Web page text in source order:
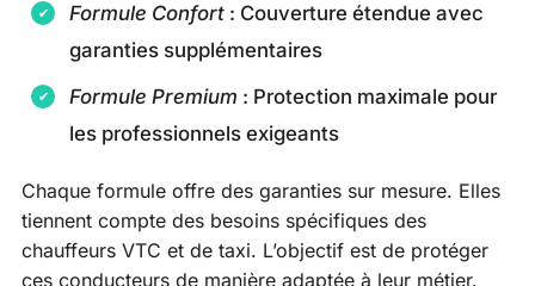
Formule Confort : Couverture étendue avec
garanties supplémentaires
Formule Premium : Protection maximale pour
les professionnels exigeants
Chaque formule offre des garanties sur mesure. Elles
tiennent compte des besoins spécifiques des
chauffeurs VTC et de taxi. L’objectif est de protéger
ces conducteurs de manière adaptée à leur métier.